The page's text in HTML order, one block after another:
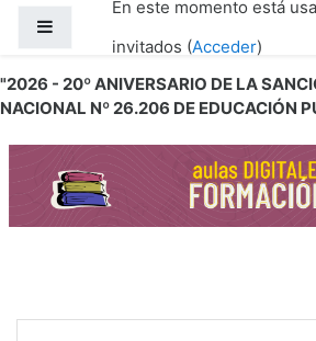
Salta al contenido principal
"2026 - 20º ANIVERSARIO DE LA
NACIONAL Nº 26.206 DE EDUCACIÓN
En este momento está
invitados (Acceder)